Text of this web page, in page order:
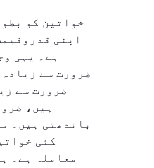
خواتین کو
اپنی
ہے۔ یہی
ضرورت سے
ضرورت سے
ہیں،
باندھتی ہیں۔
کئی
معاملہ ہے۔